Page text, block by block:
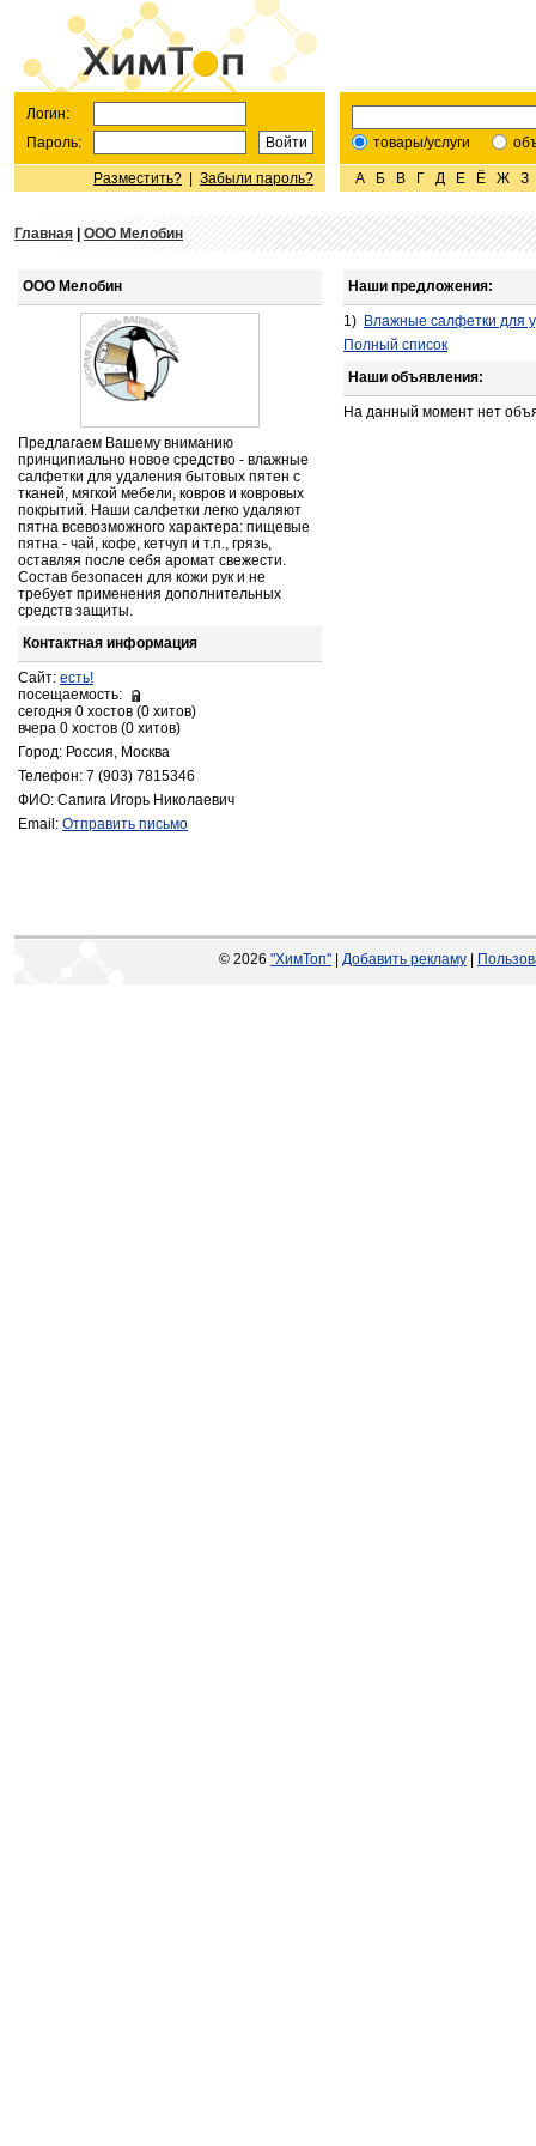
Логин:
Пароль:
Разместить? Забыли пароль?
товары/услуги
А Б В Г Д Е Ё Ж З
Главная ООО Мелобин
ООО Мелобин
Предлагаем Вашему вниманию
принципиально новое средство - влажные
салфетки для удаления бытовых пятен с
тканей, мягкой мебели, ковров и ковровых
покрытий. Наши салфетки легко удаляют
пятна всевозможного характера: пищевые
пятна - чай, кофе, кетчуп и т.п., грязь,
оставляя после себя аромат свежести.
Состав безопасен для кожи рук и не
требует применения дополнительных
средств защиты.
Контактная информация
Сайт: есть!
посещаемость:
сегодня 0 хостов (0 хитов)
вчера 0 хостов (0 хитов)
Город: Россия, Москва
Телефон: 7 (903) 7815346
ФИО: Сапига Игорь Николаевич
Email: Отправить письмо
Наши предложения:
1) Влажные салфетки для
Полный список
Наши объявления:
На данный момент нет
© 2026 "ХимТоп" Добавить рекламу